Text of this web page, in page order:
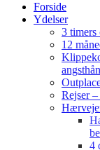
Forside
Ydelser
3 timers
12
Rejser
4